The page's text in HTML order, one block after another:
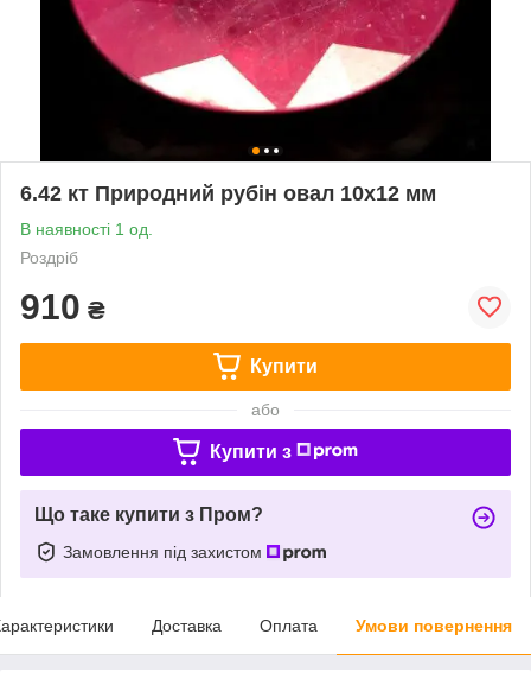
6.42 кт Природний рубін овал 10х12 мм
В наявності 1 од.
Роздріб
910 ₴
Купити
або
Купити з
Що таке купити з Пром?
Замовлення під захистом
Доставка Оплата Умови повернення